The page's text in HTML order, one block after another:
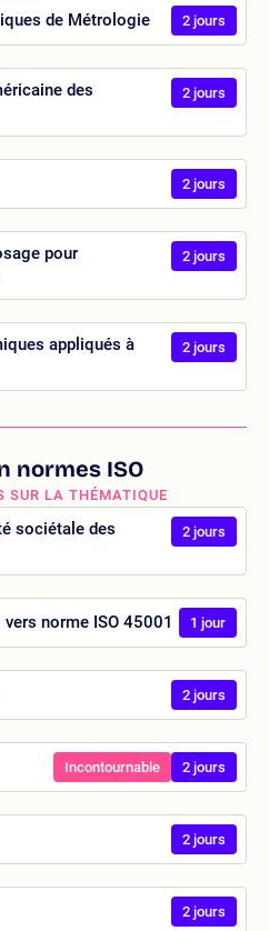
de Métrologie 2 jours
des
2 jours
2 jours
pour
2 jours
appliqués à
2 jours
normes ISO
SUR LA THÉMATIQUE
sociétale des
2 jours
norme ISO 45001 1 jour
2 jours
Incontournable 2 jours
2 jours
2 jours